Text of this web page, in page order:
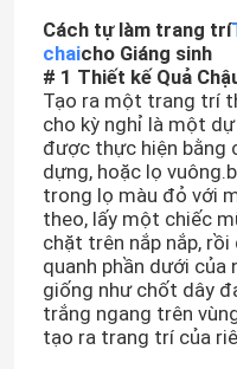
Cách tự làm trang trí
chaicho Giáng sinh
# 1 Thiết kế Quả
Tạo ra một trang trí
cho kỳ nghỉ là một
được thực hiện bằng
dựng, hoặc lọ
trong lọ màu đỏ với
theo, lấy một chiếc
chặt trên nắp nắp,
quanh phần dưới của
giống như chốt dây
trắng ngang trên
tạo ra trang trí của